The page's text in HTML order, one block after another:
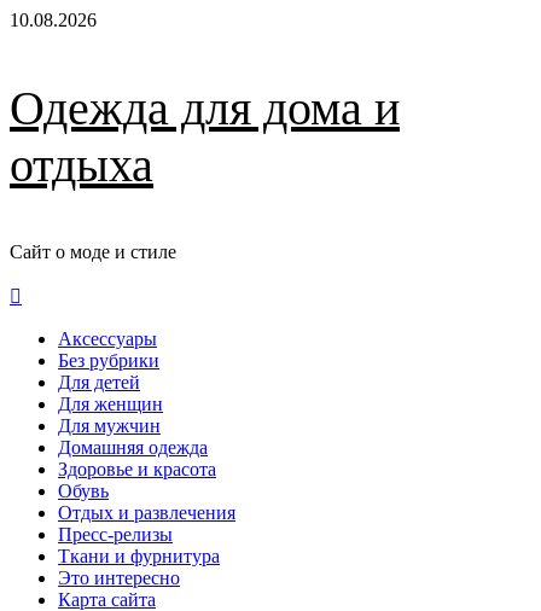
Перейти
10.08.2026
Одежда для дома и
отдыха
Сайт о моде и стиле
Аксессуары
Без рубрики
Для детей
Для женщин
Для мужчин
Домашняя одежда
Здоровье и красота
Обувь
Отдых и развлечения
Пресс-релизы
Ткани и фурнитура
Это интересно
Карта сайта